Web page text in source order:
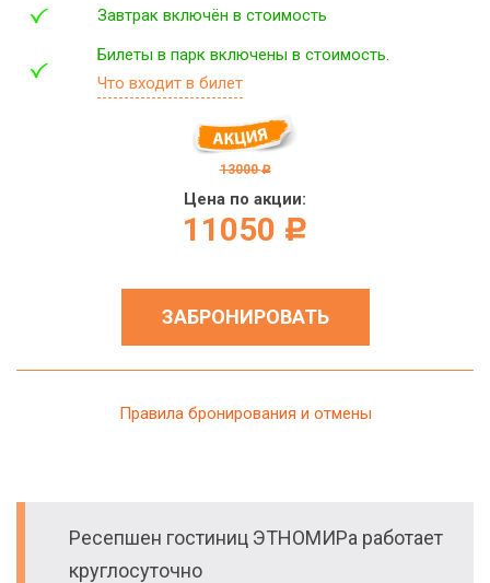
Завтрак включён в стоимость
Билеты в парк включены в стоимость.
Что входит в билет
13000 c
Цена по акции:
11050 c
ЗАБРОНИРОВАТЬ
Правила бронирования и отмены
Ресепшен гостиниц ЭТНОМИРа работает
круглосуточно